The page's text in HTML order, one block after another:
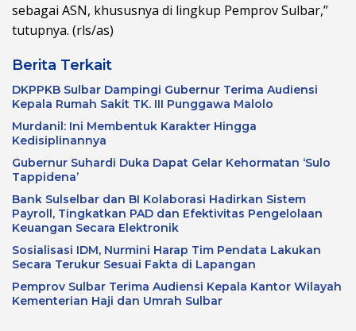
sebagai ASN, khususnya di lingkup Pemprov Sulbar,”
tutupnya. (rls/as)
Berita Terkait
DKPPKB Sulbar Dampingi Gubernur Terima Audiensi
Kepala Rumah Sakit TK. III Punggawa Malolo
Murdanil: Ini Membentuk Karakter Hingga
Kedisiplinannya
Gubernur Suhardi Duka Dapat Gelar Kehormatan ‘Sulo
Tappidena’
Bank Sulselbar dan BI Kolaborasi Hadirkan Sistem
Payroll, Tingkatkan PAD dan Efektivitas Pengelolaan
Keuangan Secara Elektronik
Sosialisasi IDM, Nurmini Harap Tim Pendata Lakukan
Secara Terukur Sesuai Fakta di Lapangan
Pemprov Sulbar Terima Audiensi Kepala Kantor Wilayah
Kementerian Haji dan Umrah Sulbar